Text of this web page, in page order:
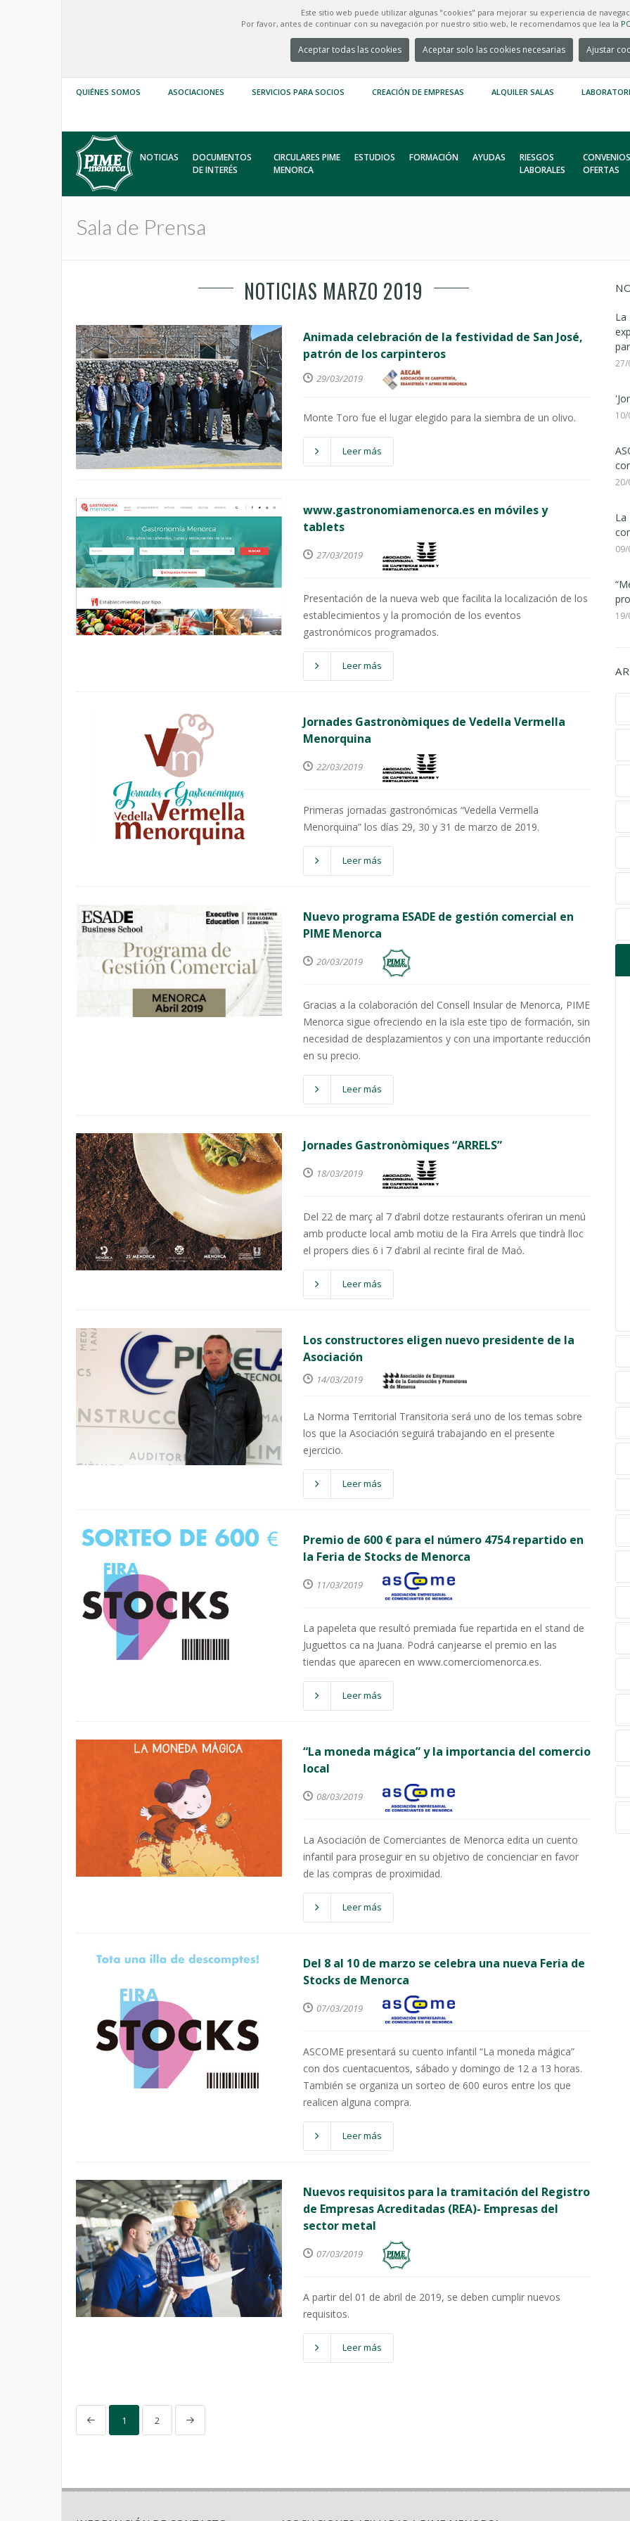
Este sitio web puede utilizar algunas "cookies" para mejorar su experiencia de
Por favor, antes de continuar con su navegación por nuestro sitio web, le recomendamos que lea la
Aceptar todas las cookies Aceptar solo las cookies necesarias Ajustar
QUIÉNES SOMOS ASOCIACIONES SERVICIOS PARA SOCIOS CREACIÓN DE EMPRESAS ALQUILER SALAS
NOTICIAS
DOCUMENTOS
DE INTERÉS
CIRCULARES PIME
MENORCA
ESTUDIOS FORMACIÓN AYUDAS
RIESGOS
LABORALES
OFERTAS
Sala de Prensa
NOTICIAS MARZO 2019
Animada celebración de la festividad de San José,
patrón de los carpinteros
29/03/2019
Monte Toro fue el lugar elegido para la siembra de un olivo.
Leer más
www.gastronomiamenorca.es en móviles y
tablets
27/03/2019
Presentación de la nueva web que facilita la localización de los
establecimientos y la promoción de los eventos
gastronómicos programados.
Leer más
Jornades Gastronòmiques de Vedella Vermella
Menorquina
22/03/2019
Primeras jornadas gastronómicas “Vedella Vermella
Menorquina” los días 29, 30 y 31 de marzo de 2019.
Leer más
Nuevo programa ESADE de gestión comercial en
PIME Menorca
20/03/2019
Gracias a la colaboración del Consell Insular de Menorca, PIME
Menorca sigue ofreciendo en la isla este tipo de formación, sin
necesidad de desplazamientos y con una importante reducción
en su precio.
Leer más
Jornades Gastronòmiques “ARRELS”
18/03/2019
Del 22 de març al 7 d’abril dotze restaurants oferiran un menú
amb producte local amb motiu de la Fira Arrels que tindrà lloc
el propers dies 6 i 7 d’abril al recinte firal de Maó.
Leer más
Los constructores eligen nuevo presidente de la
Asociación
14/03/2019
La Norma Territorial Transitoria será uno de los temas sobre
los que la Asociación seguirá trabajando en el presente
ejercicio.
Leer más
Premio de 600 € para el número 4754 repartido en
la Feria de Stocks de Menorca
11/03/2019
La papeleta que resultó premiada fue repartida en el stand de
Juguettos ca na Juana. Podrá canjearse el premio en las
tiendas que aparecen en www.comerciomenorca.es.
Leer más
“La moneda mágica” y la importancia del comercio
local
08/03/2019
La Asociación de Comerciantes de Menorca edita un cuento
infantil para proseguir en su objetivo de concienciar en favor
de las compras de proximidad.
Leer más
Del 8 al 10 de marzo se celebra una nueva Feria de
Stocks de Menorca
07/03/2019
ASCOME presentará su cuento infantil “La moneda mágica”
con dos cuentacuentos, sábado y domingo de 12 a 13 horas.
También se organiza un sorteo de 600 euros entre los que
realicen alguna compra.
Leer más
Nuevos requisitos para la tramitación del Registro
de Empresas Acreditadas (REA)- Empresas del
sector metal
07/03/2019
A partir del 01 de abril de 2019, se deben cumplir nuevos
requisitos.
Leer más
1 2
La
27/
20/
La